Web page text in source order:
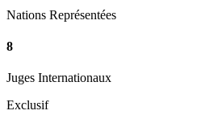
Nations Représentées
8
Juges Internationaux
Exclusif